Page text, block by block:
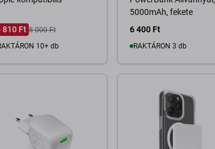
810 Ft 8 000 Ft
10+ db
5000mAh, fekete
6 400 Ft
RAKTÁRON 3 db